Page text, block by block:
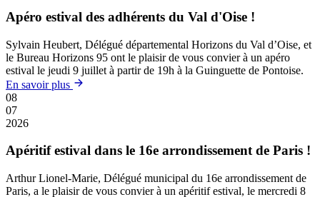
Apéro estival des adhérents du Val d'Oise !
Sylvain Heubert, Délégué départemental Horizons du Val d’Oise, et
le Bureau Horizons 95 ont le plaisir de vous convier à un apéro
estival le jeudi 9 juillet à partir de 19h à la Guinguette de Pontoise.
En savoir plus
08
07
2026
Apéritif estival dans le 16e arrondissement de Paris !
Arthur Lionel-Marie, Délégué municipal du 16e arrondissement de
Paris, a le plaisir de vous convier à un apéritif estival, le mercredi 8